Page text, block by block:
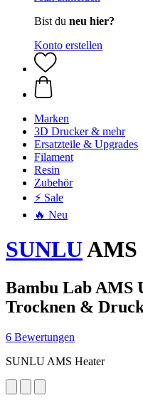
Bist du neu hier?
Konto erstellen
Marken
3D Drucker & mehr
Ersatzteile & Upgrades
Filament
Resin
Zubehör
⚡ Sale
🔥 Neu
SUNLUAMS
Bambu Lab AMS
Trocknen &
6 Bewertungen
SUNLU AMS Heater